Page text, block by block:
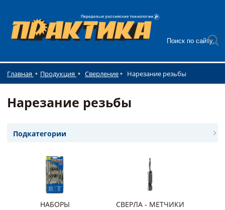
Главная Продукция Сверление Нарезание резьбы
Нарезание резьбы
Подкатегории
НАБОРЫ
СВЕРЛА - МЕТЧИКИ